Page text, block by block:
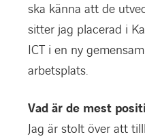
ska känna att de
sitter jag placerad i
ICT i en ny
arbetsplats.
Vad är de mest
Jag är stolt över att